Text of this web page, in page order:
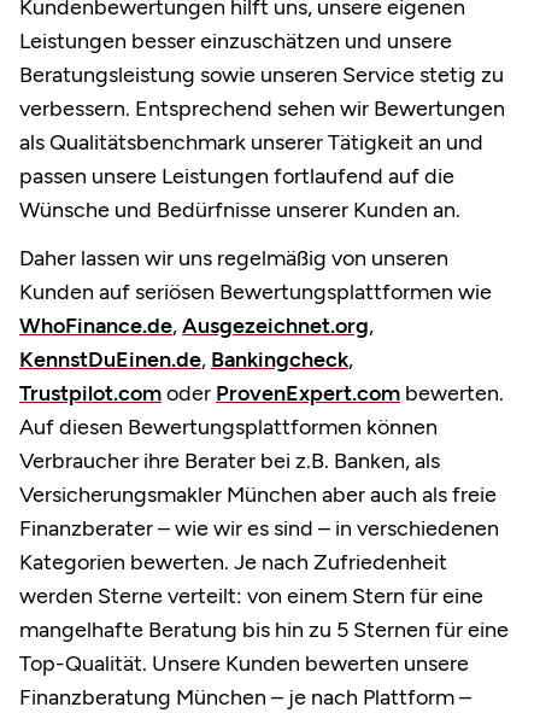
Kundenbewertungen hilft uns, unsere eigenen
Leistungen besser einzuschätzen und unsere
Beratungsleistung sowie unseren Service stetig zu
verbessern. Entsprechend sehen wir Bewertungen
als Qualitätsbenchmark unserer Tätigkeit an und
passen unsere Leistungen fortlaufend auf die
Wünsche und Bedürfnisse unserer Kunden an.
Daher lassen wir uns regelmäßig von unseren
Kunden auf seriösen Bewertungsplattformen wie
WhoFinance.de,Ausgezeichnet.org,
KennstDuEinen.de, Bankingcheck,
Trustpilot.comoder ProvenExpert.com bewerten.
Auf diesen Bewertungsplattformen können
Verbraucher ihre Berater bei z.B. Banken, als
Versicherungsmakler München aber auch als freie
Finanzberater – wie wir es sind – in verschiedenen
Kategorien bewerten. Je nach Zufriedenheit
werden Sterne verteilt: von einem Stern für eine
mangelhafte Beratung bis hin zu 5 Sternen für eine
Top-Qualität. Unsere Kunden bewerten unsere
Finanzberatung München – je nach Plattform –